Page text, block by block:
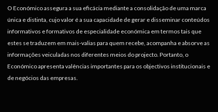
O Económico assegura a sua eficácia mediante a consolidação de uma marca
única e distinta, cujo valor é a sua capacidade de gerar e disseminar conteúdos
informativos e formativos de especialidade económica em termos tais que
estes se traduzem em mais-valias para quem recebe, acompanha e absorve as
informações veiculadas nos diferentes meios do projecto. Portanto, o
Económico apresenta valências importantes para os objectivos institucionais e
de negócios das empresas.